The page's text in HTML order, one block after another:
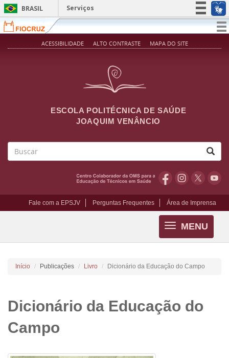
Pular para o conteúdo principal
BRASIL
Serviços
Simplifique!
Participe
ACESSIBILIDADE ALTO CONTRASTE MAPA DO SITE
ESCOLA POLITÉCNICA DE SAÚDE
JOAQUIM VENÂNCIO
Fale com a EPSJV Perguntas Frequentes Área de Imprensa
MENU
Toggle
navigation
Início Publicações Livro Dicionário da Educação do Campo
Dicionário da Educação do
Campo